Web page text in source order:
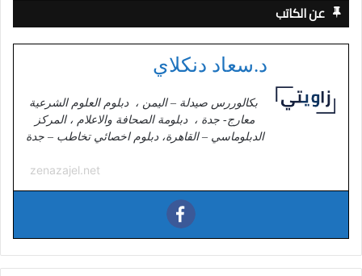
عن الكاتب
د.سعاد دنكلاي
بكالوررس صيدلة – اليمن ، دبلوم العلوم الشرعية
معارج- جدة ، دبلومة الصحافة والاعلام ، المركز
الدبلوماسي – القاهرة، دبلوم اخصائي تخاطب – جدة
zenazajel.net